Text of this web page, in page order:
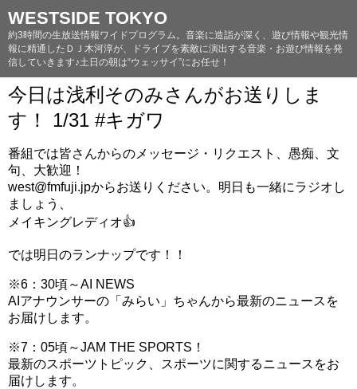
WESTSIDE TOKYO
約3時間の生放送情報ワイドプログラム。音楽に造詣が深く、遊び情報や観光情
報に精通したＤＪ木河淳が、ドライブを素敵に演出する音楽・お遊び情報を発
信していきます♪土日の朝は“ウェッサイ”にお任せ！
今日は浅利そのみさんがお送りしま
す！ 1/31 #キガワ
番組では皆さんからのメッセージ・リクエスト、愚痴、文
句、大歓迎！
west@fmfuji.jpからお送りください。明日も一緒にラジオし
ましょう、
メイキングレディオ👍
では明日のランナップです！！
※6：30頃～AI NEWS
AIアナウンサーの「みらい」ちゃんから最新のニュースを
お届けします。
※7：05頃～JAM THE SPORTS！
最新のスポーツトピック、スポーツに関するニュースをお
届けします。